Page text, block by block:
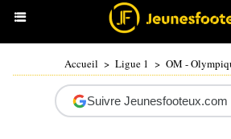
Accueil > Ligue 1 > OM -
Suivre Jeunesfooteux.com